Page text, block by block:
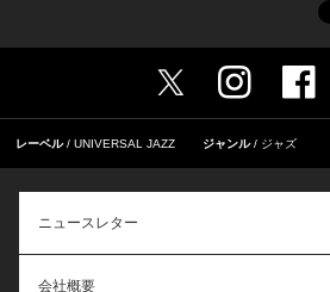
レーベル UNIVERSAL JAZZ ジャンル ジャズ
ニュースレター
会社概要